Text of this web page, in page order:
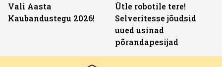
Vali Aasta
Kaubandustegu 2026!
Ütle robotile tere!
Selveritesse jõudsid
uued usinad
põrandapesijad